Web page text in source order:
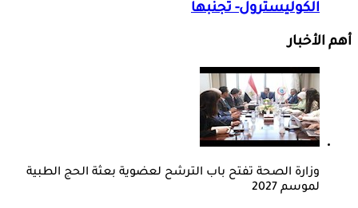
الكوليسترول- تجنبها
أهم الأخبار
وزارة الصحة تفتح باب الترشح لعضوية بعثة الحج الطبية
لموسم 2027